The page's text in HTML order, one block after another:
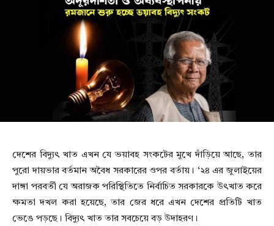
দেশের বিদ্যুৎ খাত এখন যে ভয়াবহ সংকটের মুখে দাঁড়িয়ে আছে, তার
পুরো দায়ভার বর্তমান অবৈধ সরকারের ওপর বর্তায়। ‘২৪ এর জুলাইয়ের
দাঙ্গা পরবর্তী যে অরাজক পরিস্থিতিতে নির্বাচিত সরকারকে উৎখাত করে
ক্ষমতা দখল করা হয়েছে, তার জের ধরে এখন দেশের প্রতিটি খাত
ভেঙে পড়ছে। বিদ্যুৎ খাত তার সবচেয়ে বড় উদাহরণ।